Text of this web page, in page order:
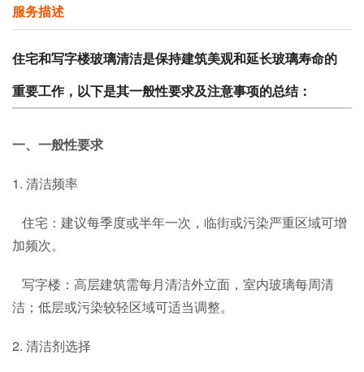
服务描述
住宅和写字楼玻璃清洁是保持建筑美观和延长玻璃寿命的
重要工作，以下是其一般性要求及注意事项的总结：
一、一般性要求
1. 清洁频率
住宅：建议每季度或半年一次，临街或污染严重区域可增
加频次。
写字楼：高层建筑需每月清洁外立面，室内玻璃每周清
洁；低层或污染较轻区域可适当调整。
2. 清洁剂选择